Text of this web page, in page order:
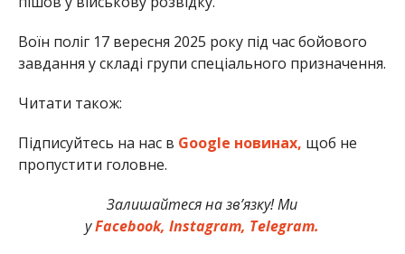
Воїн поліг 17 вересня 2025 року під час бойового
завдання у складі групи спеціального призначення.
Читати також:
Підписуйтесь на нас в Google новинах, щоб не
пропустити головне.
Залишайтеся на зв’язку! Ми
уFacebook, Instagram, Telegram.